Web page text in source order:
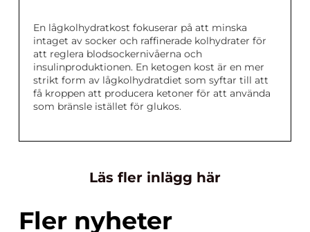
En lågkolhydratkost fokuserar på att minska
intaget av socker och raffinerade kolhydrater för
att reglera blodsockernivåerna och
insulinproduktionen. En ketogen kost är en mer
strikt form av lågkolhydratdiet som syftar till att
få kroppen att producera ketoner för att använda
som bränsle istället för glukos.
Läs fler inlägg här
Fler nyheter